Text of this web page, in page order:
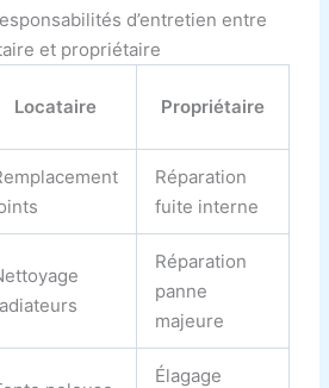
d’entretien entre
et propriétaire
Locataire Propriétaire
Réparation
fuite interne
Réparation
panne
majeure
Élagage